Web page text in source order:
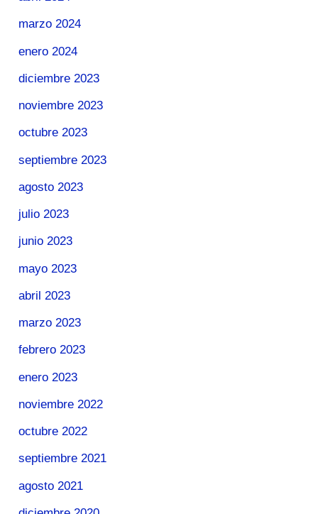
marzo 2024
enero 2024
diciembre 2023
noviembre 2023
octubre 2023
septiembre 2023
agosto 2023
julio 2023
junio 2023
mayo 2023
abril 2023
marzo 2023
febrero 2023
enero 2023
noviembre 2022
octubre 2022
septiembre 2021
agosto 2021